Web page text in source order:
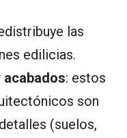
las
edilicias.
acabados: estos
son
(suelos,